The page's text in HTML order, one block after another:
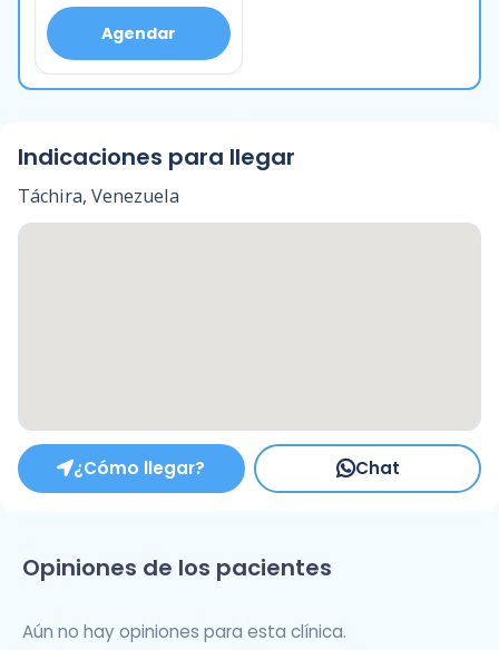
Agendar
Indicaciones para llegar
Táchira, Venezuela
¿Cómo llegar? Chat
Opiniones de los pacientes
Aún no hay opiniones para esta clínica.